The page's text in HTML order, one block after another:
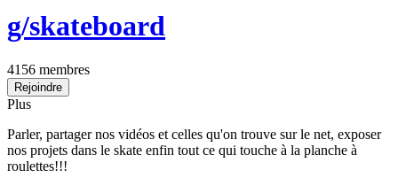
g/skateboard
4156 membres
Rejoindre
Plus
Parler, partager nos vidéos et celles qu'on trouve sur le net, exposer
nos projets dans le skate enfin tout ce qui touche à la planche à
roulettes!!!